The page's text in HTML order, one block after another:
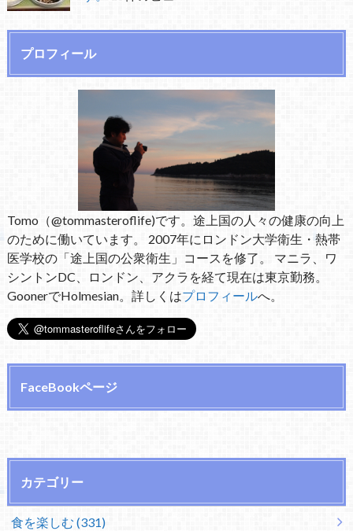
プロフィール
Tomo（@tommasteroflife)です。途上国の人々の健康の向上
のために働いています。 2007年にロンドン大学衛生・熱帯
医学校の「途上国の公衆衛生」コースを修了。 マニラ、ワ
シントンDC、ロンドン、アクラを経て現在は東京勤務。
GoonerでHolmesian。詳しくはプロフィールへ。
FaceBookページ
カテゴリー
食を楽しむ (331)